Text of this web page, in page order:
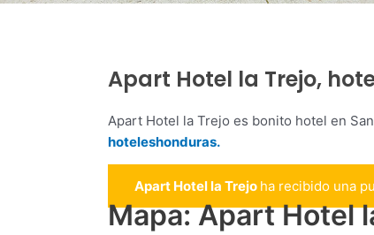
Apart Hotel la Trejo,
Apart Hotel la Trejo es bonito hotel en
hoteleshonduras.
Apart Hotel la Trejo ha recibido una
Mapa: Apart Hotel